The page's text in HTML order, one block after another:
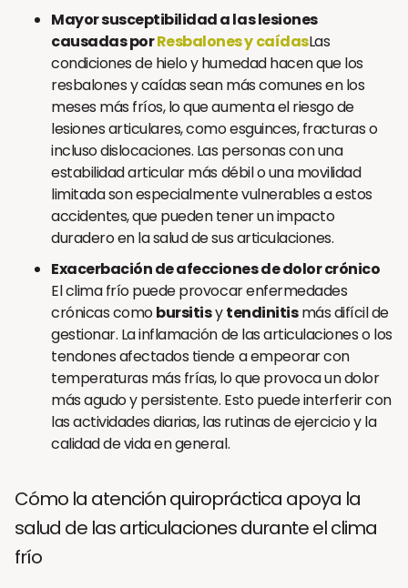
Mayor susceptibilidad a las lesiones
causadas porResbalones y caídasLas
condiciones de hielo y humedad hacen que los
resbalones y caídas sean más comunes en los
meses más fríos, lo que aumenta el riesgo de
lesiones articulares, como esguinces, fracturas o
incluso dislocaciones. Las personas con una
estabilidad articular más débil o una movilidad
limitada son especialmente vulnerables a estos
accidentes, que pueden tener un impacto
duradero en la salud de sus articulaciones.
Exacerbación de afecciones de dolor crónico
El clima frío puede provocar enfermedades
crónicas comobursitisytendinitismás difícil de
gestionar. La inflamación de las articulaciones o los
tendones afectados tiende a empeorar con
temperaturas más frías, lo que provoca un dolor
más agudo y persistente. Esto puede interferir con
las actividades diarias, las rutinas de ejercicio y la
calidad de vida en general.
Cómo la atención quiropráctica apoya la
salud de las articulaciones durante el clima
frío